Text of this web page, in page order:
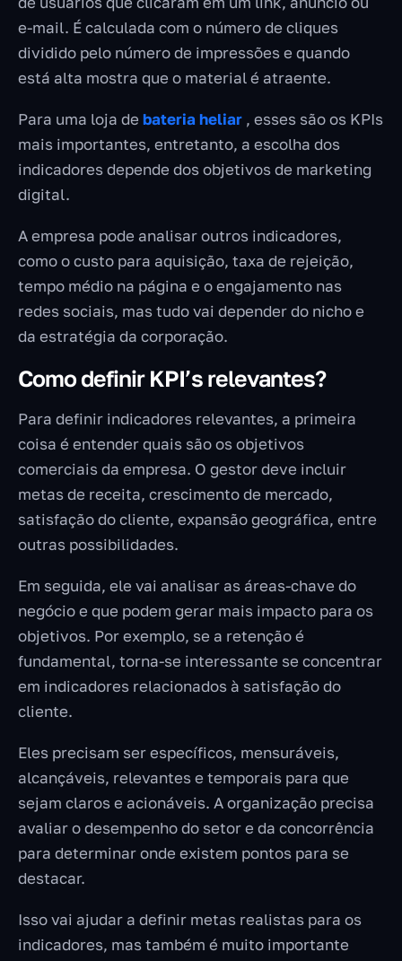
e-mail. É calculada com o número de cliques
dividido pelo número de impressões e quando
está alta mostra que o material é atraente.
Para uma loja de bateria heliar , esses são os KPIs
mais importantes, entretanto, a escolha dos
indicadores depende dos objetivos de marketing
digital.
A empresa pode analisar outros indicadores,
como o custo para aquisição, taxa de rejeição,
tempo médio na página e o engajamento nas
redes sociais, mas tudo vai depender do nicho e
da estratégia da corporação.
Como definir KPI’s relevantes?
Para definir indicadores relevantes, a primeira
coisa é entender quais são os objetivos
comerciais da empresa. O gestor deve incluir
metas de receita, crescimento de mercado,
satisfação do cliente, expansão geográfica, entre
outras possibilidades.
Em seguida, ele vai analisar as áreas-chave do
negócio e que podem gerar mais impacto para os
objetivos. Por exemplo, se a retenção é
fundamental, torna-se interessante se concentrar
em indicadores relacionados à satisfação do
cliente.
Eles precisam ser específicos, mensuráveis,
alcançáveis, relevantes e temporais para que
sejam claros e acionáveis. A organização precisa
avaliar o desempenho do setor e da concorrência
para determinar onde existem pontos para se
destacar.
Isso vai ajudar a definir metas realistas para os
indicadores, mas também é muito importante